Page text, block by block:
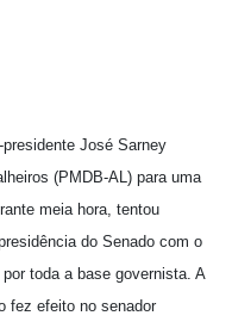
José Sarney
(PMDB-AL) para uma
meia hora, tentou
do Senado com o
toda a base governista. A
fez efeito no senador